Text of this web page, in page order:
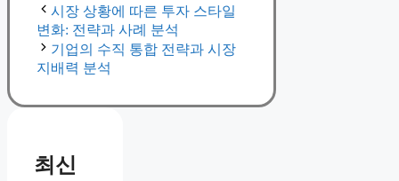
시장 상황에 따른 투자 스타일
변화: 전략과 사례 분석
기업의 수직 통합 전략과 시장
지배력 분석
최신